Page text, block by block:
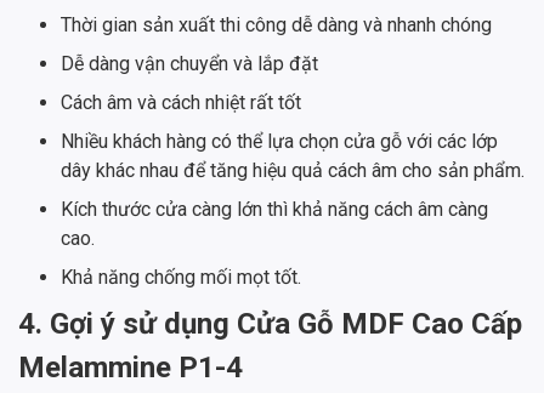
Thời gian sản xuất thi công dễ dàng và nhanh chóng
Dễ dàng vận chuyển và lắp đặt
Cách âm và cách nhiệt rất tốt
Nhiều khách hàng có thể lựa chọn cửa gỗ với các lớp
dây khác nhau để tăng hiệu quả cách âm cho sản phẩm.
Kích thước cửa càng lớn thì khả năng cách âm càng
cao.
Khả năng chống mối mọt tốt.
4. Gợi ý sử dụng Cửa Gỗ MDF Cao Cấp
Melammine P1-4